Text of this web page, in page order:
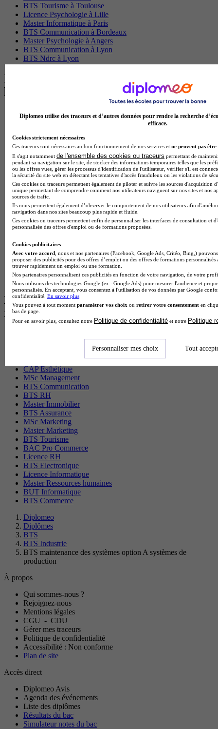
BTS Tourisme à Toulouse
Licence Psychologie à Lille
Master Informatique à Paris
BTS Communication à Bordeaux
Master Psychologie à Angers
BTS Communication à Lyon
BTS Ndrc à Lyon
Les intitulés de diplôme par alternance
les plus recherchés
BTS Esf en alternance
BTS Dietetique en alternance
BTS Pi en alternance
BTS Sp3s en alternance
Master CCA en alternance
BTS Ndrc en alternance
BTS Sam en alternance
Cap Fleuriste en alternance
BTS Sio en alternance
MSc Marketing Digital en alternance
BTS Gpme en alternance
Cap Electricien en alternance
BTS Gpn en alternance
BAC Pro Agora en alternance
BTS Sta en alternance
BTS Iris en alternance
BTS Tpl en alternance
BTS Ati en alternance
Les diplômes par filière les plus
recherchés
Master Management
CAP Esthétique
MSc Management
BTS Communication
BTS RH
Master Immobilier
BTS Assurance
MSc Marketing
Master Marketing
BTS Tourisme
BAC Pro Commerce
Licence RH
BTS Electronique
Licence Informatique
Master Ressources humaines
BUT Informatique
BTS Commerce
Diplomeo
Diplômes
BTS
BTS Industrie
BTS maintenance des systèmes option A systèmes de
production
À propos
Qui sommes-nous ?
Rejoignez-nous
Mentions légales
CGU - CDU
Gérer mes traceurs
Politique de confidentialité
Accessibilité : Non conforme
Plan de site
Accès direct
Diplomeo Avis
Agenda des événements
Liste des diplômes
Résultats du bac
Simulateur notes du bac
Diplomeo utilise des traceurs et d’autres données pour rendre la recherche
efficace.
Cookies strictement nécessaires
Ces traceurs sont nécessaires au bon fonctionnement de nos services et ne peuvent pas être
Il s'agit notamment de l'ensemble des cookies ou traceurs permettant de
pendant sa navigation sur le site, de stocker des informations temporaires telles que les
ou les offres vues, gérer les processus d'identification de l'utilisateur, vérifier s'il est
la sécurité du site web en détectant les tentatives d'accès frauduleux ou les violations de
Ces cookies ou traceurs permettent également de piloter et suivre les sources d'acquisition
unique permettant de comprendre comment nos utilisateurs naviguent sur nos sites et nos
sources de trafic.
Ils nous permettent également d’observer le comportement de nos utilisateurs afin
navigation dans nos sites beaucoup plus rapide et fluide.
Ces cookies ou traceurs permettent enfin de personnaliser les interfaces de consultation et
personnalisée des offres d'emploi ou de formations proposées.
Cookies publicitaires
Avec votre accord , nous et nos partenaires (Facebook, Google Ads, Critéo, Bing,)
proposer des publicités pour des offres d’emploi ou des offres de formations
trouver rapidement un emploi ou une formation.
Nos partenaires personnalisent ces publicités en fonction de votre navigation, de votre
Nous utilisons des technologies Google (ex : Google Ads) pour mesurer l'audience et
personnalisés. En acceptant, vous consentez à l'utilisation de vos données par Google
confidentialité. En savoir plus
Vous pouvez à tout moment paramétrer vos choix ou retirer votre consentement en
bas de page.
Pour en savoir plus, consultez notre Politique de confidentialité et notre Politique
Personnaliser mes choix Tout